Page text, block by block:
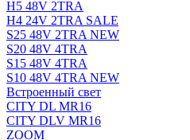
H5 48V 2TRA
H4 24V 2TRA SALE
S25 48V 2TRA NEW
S20 48V 4TRA
S15 48V 4TRA
S10 48V 4TRA NEW
Встроенный свет
CITY DL MR16
CITY DLV MR16
ZOOM